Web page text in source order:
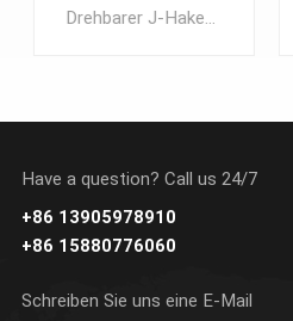
ERFAHREN SIE
Have a question? Call us 24/7
+86 13905978910
+86 15880776060
Schreiben Sie uns eine E-Mail